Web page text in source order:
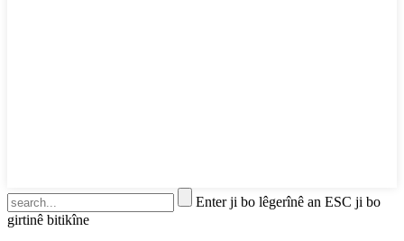
Enter ji bo lêgerînê an ESC ji bo
girtinê bitikîne